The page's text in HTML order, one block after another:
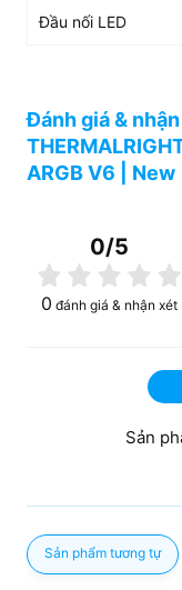
Đầu nối LED
Đánh giá &
ARGB V6 | New
0/5
0 đánh giá & nhận xét
Sản
Sản phẩm tương tự